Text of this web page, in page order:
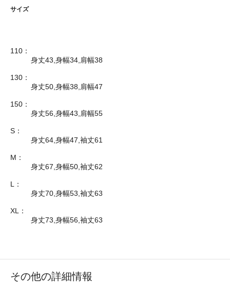
サイズ
110：
身丈43,身幅34,肩幅38
130：
身丈50,身幅38,肩幅47
150：
身丈56,身幅43,肩幅55
S：
身丈64,身幅47,袖丈61
M：
身丈67,身幅50,袖丈62
L：
身丈70,身幅53,袖丈63
XL：
身丈73,身幅56,袖丈63
その他の詳細情報